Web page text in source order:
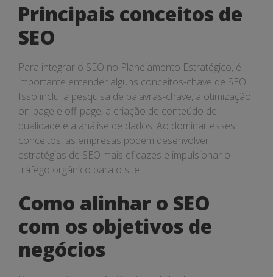
Principais conceitos de
SEO
Para integrar o SEO no Planejamento Estratégico, é
importante entender alguns conceitos-chave de SEO.
Isso inclui a pesquisa de palavras-chave, a otimização
on-page e off-page, a criação de conteúdo de
qualidade e a análise de dados. Ao dominar esses
conceitos, as empresas podem desenvolver
estratégias de SEO mais eficazes e impulsionar o
tráfego orgânico para o site.
Como alinhar o SEO
com os objetivos de
negócios